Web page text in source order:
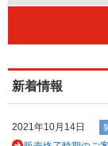
新着情報
2021年10月14日